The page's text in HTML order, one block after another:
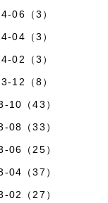
06（3）
04（3）
02（3）
12（8）
10（43）
08（33）
06（25）
04（37）
02（27）